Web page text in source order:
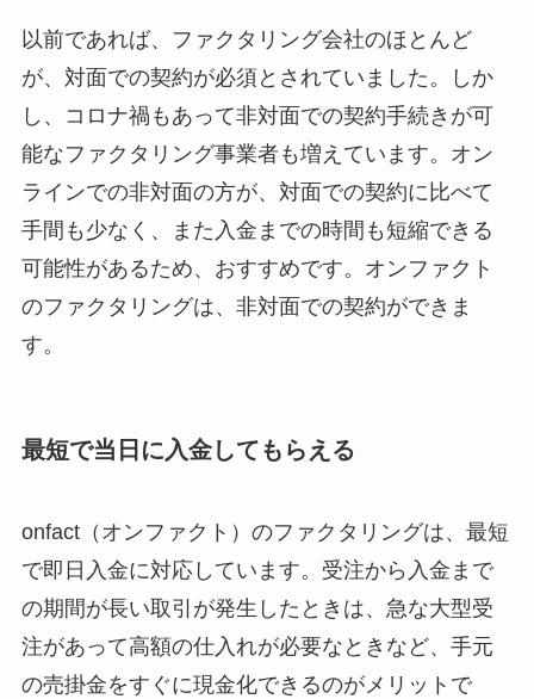
以前であれば、ファクタリング会社のほとんど
が、対面での契約が必須とされていました。しか
し、コロナ禍もあって非対面での契約手続きが可
能なファクタリング事業者も増えています。オン
ラインでの非対面の方が、対面での契約に比べて
手間も少なく、また入金までの時間も短縮できる
可能性があるため、おすすめです。オンファクト
のファクタリングは、非対面での契約ができま
す。
最短で当日に入金してもらえる
onfact（オンファクト）のファクタリングは、最短
で即日入金に対応しています。受注から入金まで
の期間が長い取引が発生したときは、急な大型受
注があって高額の仕入れが必要なときなど、手元
の売掛金をすぐに現金化できるのがメリットで